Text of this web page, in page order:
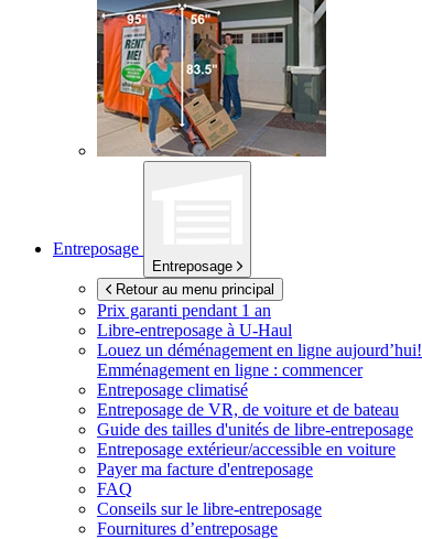
Entreposage
Entreposage
Retour au menu principal
Prix garanti pendant 1 an
Libre-entreposage à U-Haul
Louez un déménagement en ligne aujourd’hui!
Emménagement en ligne : commencer
Entreposage climatisé
Entreposage de VR, de voiture et de bateau
Guide des tailles d'unités de libre-entreposage
Entreposage extérieur/accessible en voiture
Payer ma facture d'entreposage
FAQ
Conseils sur le libre-entreposage
Fournitures d’entreposage